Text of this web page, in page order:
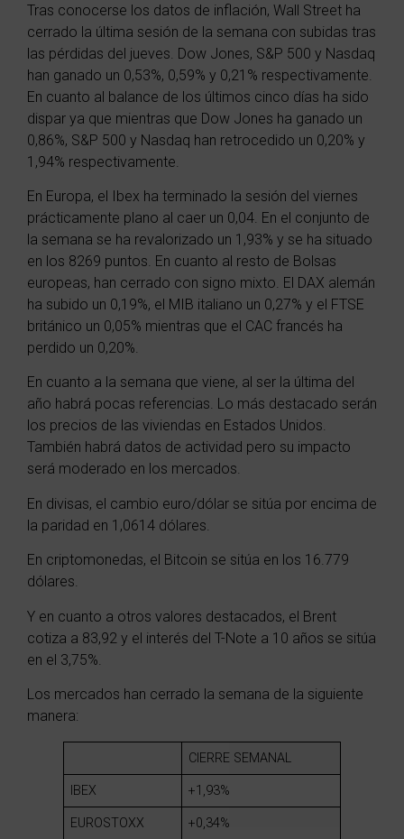
Tras conocerse los datos de inflación, Wall Street ha
cerrado la última sesión de la semana con subidas tras
las pérdidas del jueves. Dow Jones, S&P 500 y Nasdaq
han ganado un 0,53%, 0,59% y 0,21% respectivamente.
En cuanto al balance de los últimos cinco días ha sido
dispar ya que mientras que Dow Jones ha ganado un
0,86%, S&P 500 y Nasdaq han retrocedido un 0,20% y
1,94% respectivamente.
En Europa, el Ibex ha terminado la sesión del viernes
prácticamente plano al caer un 0,04. En el conjunto de
la semana se ha revalorizado un 1,93% y se ha situado
en los 8269 puntos. En cuanto al resto de Bolsas
europeas, han cerrado con signo mixto. El DAX alemán
ha subido un 0,19%, el MIB italiano un 0,27% y el FTSE
británico un 0,05% mientras que el CAC francés ha
perdido un 0,20%.
En cuanto a la semana que viene, al ser la última del
año habrá pocas referencias. Lo más destacado serán
los precios de las viviendas en Estados Unidos.
También habrá datos de actividad pero su impacto
será moderado en los mercados.
En divisas, el cambio euro/dólar se sitúa por encima de
la paridad en 1,0614 dólares.
En criptomonedas, el Bitcoin se sitúa en los 16.779
dólares.
Y en cuanto a otros valores destacados, el Brent
cotiza a 83,92 y el interés del T-Note a 10 años se sitúa
en el 3,75%.
Los mercados han cerrado la semana de la siguiente
manera:
CIERRE SEMANAL
IBEX +1,93%
EUROSTOXX +0,34%